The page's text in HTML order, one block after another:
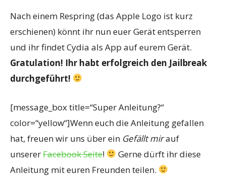
Nach einem Respring (das Apple Logo ist kurz
erschienen) könnt ihr nun euer Gerät entsperren
und ihr findet Cydia als App auf eurem Gerät.
Gratulation! Ihr habt erfolgreich den Jailbreak
durchgeführt!
[message_box title=“Super Anleitung?“
color=“yellow“]Wenn euch die Anleitung gefallen
hat, freuen wir uns über ein Gefällt mirauf
unsererFacebook Seite!
Gerne dürft ihr diese
Anleitung mit euren Freunden teilen.